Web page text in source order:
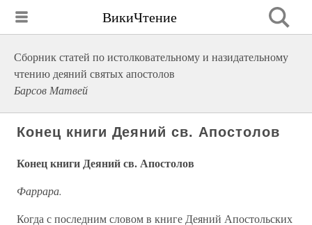
ВикиЧтение
Сборник статей по истолковательному и назидательному
чтению деяний святых апостолов
Барсов Матвей
Конец книги Деяний св. Апостолов
Конец книги Деяний св. Апостолов
Фаррара.
Когда с последним словом в книге Деяний Апостольских